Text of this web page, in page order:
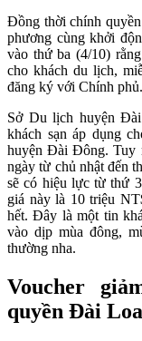
Đồng thời chính
phương cùng khởi
vào thứ ba (4/10)
cho khách du lịch,
đăng ký với Chính phủ.
Sở Du lịch huyện
khách sạn áp dụng
huyện Đài Đông. Tuy
ngày từ chủ nhật đến
sẽ có hiệu lực từ thứ
giá này là 10 triệu
hết. Đây là một tin
vào dịp mùa đông,
thường nha.
Voucher
quyền Đài